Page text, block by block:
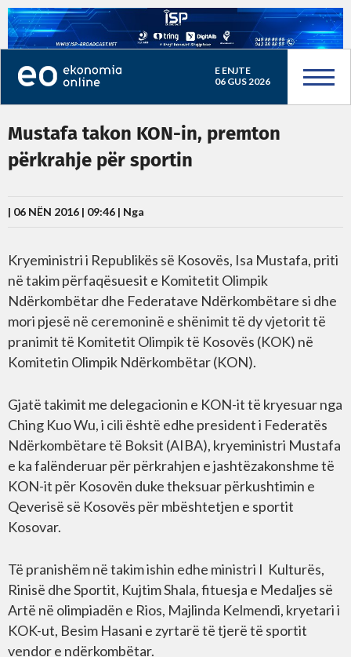
E ENJTE
06 GUS 2026
Mustafa takon KON-in, premton
përkrahje për sportin
| 06 NËN 2016 | 09:46 | Nga
Kryeministri i Republikës së Kosovës, Isa Mustafa, priti
në takim përfaqësuesit e Komitetit Olimpik
Ndërkombëtar dhe Federatave Ndërkombëtare si dhe
mori pjesë në ceremoninë e shënimit të dy vjetorit të
pranimit të Komitetit Olimpik të Kosovës (KOK) në
Komitetin Olimpik Ndërkombëtar (KON).
Gjatë takimit me delegacionin e KON-it të kryesuar nga
Ching Kuo Wu, i cili është edhe president i Federatës
Ndërkombëtare të Boksit (AIBA), kryeministri Mustafa
e ka falënderuar për përkrahjen e jashtëzakonshme të
KON-it për Kosovën duke theksuar përkushtimin e
Qeverisë së Kosovës për mbështetjen e sportit
Kosovar.
Të pranishëm në takim ishin edhe ministri I Kulturës,
Rinisë dhe Sportit, Kujtim Shala, fituesja e Medaljes së
Artë në olimpiadën e Rios, Majlinda Kelmendi, kryetari i
KOK-ut, Besim Hasani e zyrtarë të tjerë të sportit
vendor e ndërkombëtar.